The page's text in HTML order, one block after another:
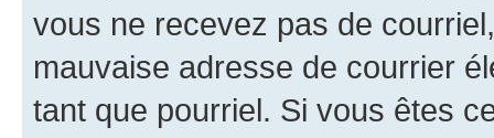
vous ne recevez pas de
mauvaise adresse de courrier
tant que pourriel. Si vous êtes